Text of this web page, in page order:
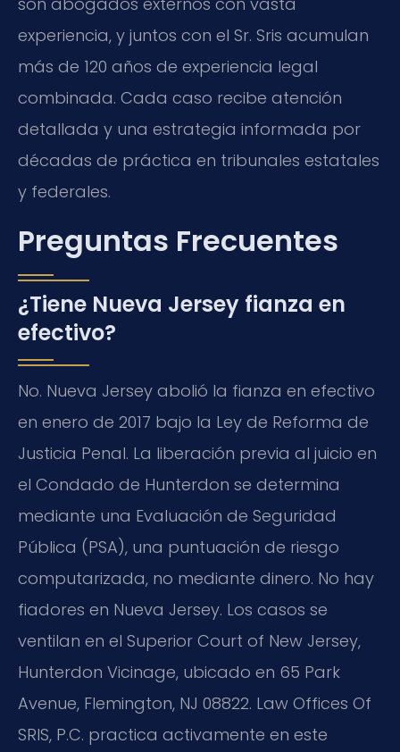
experiencia, y juntos con el Sr. Sris acumulan
más de 120 años de experiencia legal
combinada. Cada caso recibe atención
detallada y una estrategia informada por
décadas de práctica en tribunales estatales
y federales.
Preguntas Frecuentes
¿Tiene Nueva Jersey fianza en
efectivo?
No. Nueva Jersey abolió la fianza en efectivo
en enero de 2017 bajo la Ley de Reforma de
Justicia Penal. La liberación previa al juicio en
el Condado de Hunterdon se determina
mediante una Evaluación de Seguridad
Pública (PSA), una puntuación de riesgo
computarizada, no mediante dinero. No hay
fiadores en Nueva Jersey. Los casos se
ventilan en el Superior Court of New Jersey,
Hunterdon Vicinage, ubicado en 65 Park
Avenue, Flemington, NJ 08822. Law Offices Of
SRIS, P.C. practica activamente en este